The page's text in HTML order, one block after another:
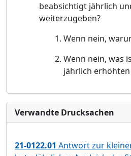
beabsichtigt jährlich
weiterzugeben?
Wenn nein,
Wenn nein, was
jährlich
Verwandte Drucksachen
21-0122.01 Antwort zur